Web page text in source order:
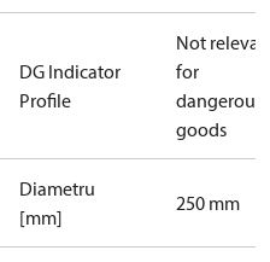
DG Indicator
Profile
Not relevant
for
dangerous
goods
Diametru
[mm]
250 mm